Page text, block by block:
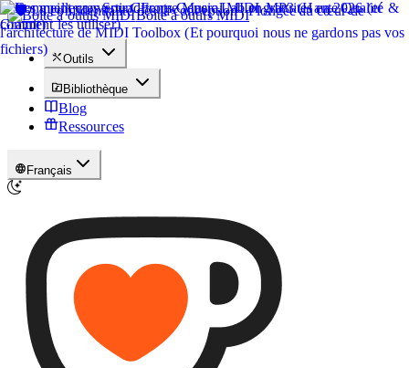
Boîte à outils MIDI
Outils
Bibliothèque
Blog
Ressources
Français